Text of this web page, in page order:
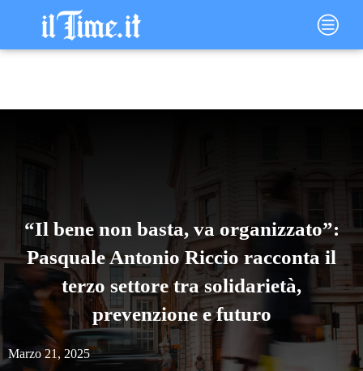
contenuto
Main
Menu
“Il bene non basta, va organizzato”:
Pasquale Antonio Riccio racconta il
terzo settore tra solidarietà,
prevenzione e futuro
Marzo 21, 2025